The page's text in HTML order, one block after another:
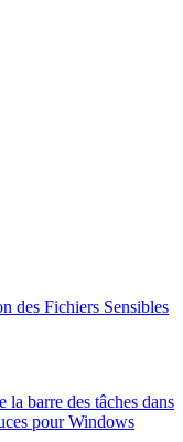
des Fichiers Sensibles
la barre des tâches dans
pour Windows